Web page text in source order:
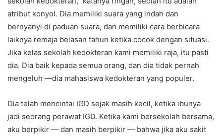
atribut konyol. Dia memiliki suara yang indah dan
bernyanyi di paduan suara, dan memiliki cara berbicara
laiknya remaja belasan tahun ketika cocok dengan situasi.
Jika kelas sekolah kedokteran kami memiliki raja, itu pasti
dia. Dia baik kepada semua orang, dan dia tidak pernah
mengeluh —dia mahasiswa kedokteran yang populer.
Dia telah mencintai IGD sejak masih kecil, ketika ibunya
jadi seorang perawat IGD. Ketika kami bersekolah bersama,
aku berpikir — dan masih berpikir — bahwa jika aku sakit